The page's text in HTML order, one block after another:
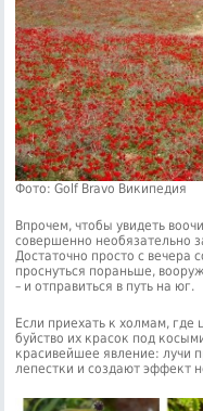
Фото: Golf Bravo Википедия
Впрочем, чтобы увидеть
совершенно необязательно
Достаточно просто с вечера
проснуться пораньше,
– и отправиться в путь на юг.
Если приехать к холмам, где
буйство их красок под
красивейшее явление: лучи
лепестки и создают эффект